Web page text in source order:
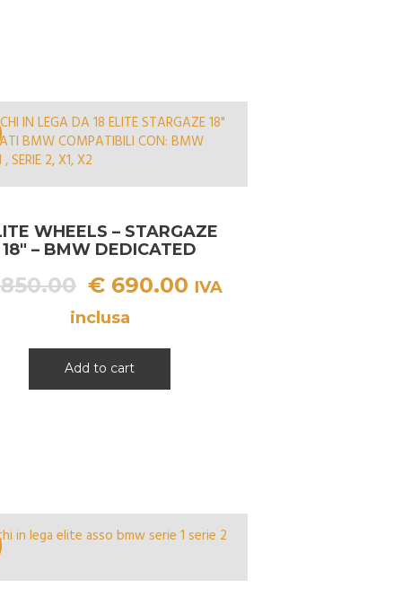
WHEELS – STARGAZE
18″ – BMW DEDICATED
Il
prezzo
era:
€ 850.00.
€ 690.00 Il
IVA
inclusa
Add to cart